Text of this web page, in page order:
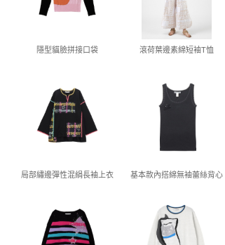
隱型貓臉拼接口袋 滾荷葉邊素綿短袖T恤
局部繡邊彈性混絹長袖上衣 基本款內搭綿無袖蕾絲背心